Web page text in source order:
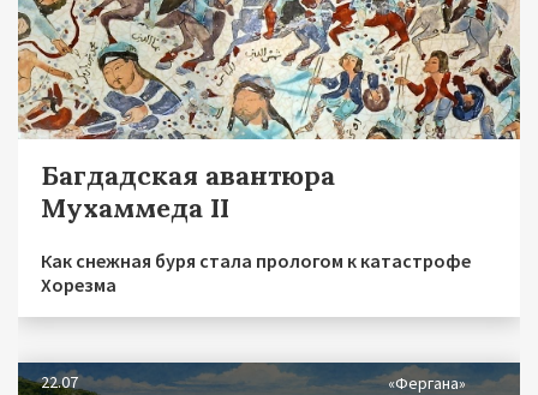
Багдадская авантюра
Мухаммеда II
Как снежная буря стала прологом к катастрофе
Хорезма
22.07 «Фергана»